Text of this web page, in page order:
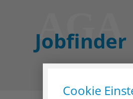
Jobfinder
Cookie